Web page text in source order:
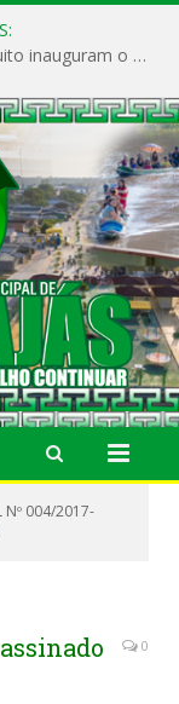
Prefeito Vivaldo Mendes e vice-prefeito Quito inauguram o CAPS e fortalecem a saúde pública em Anajás.
Nº 004/2017-
0